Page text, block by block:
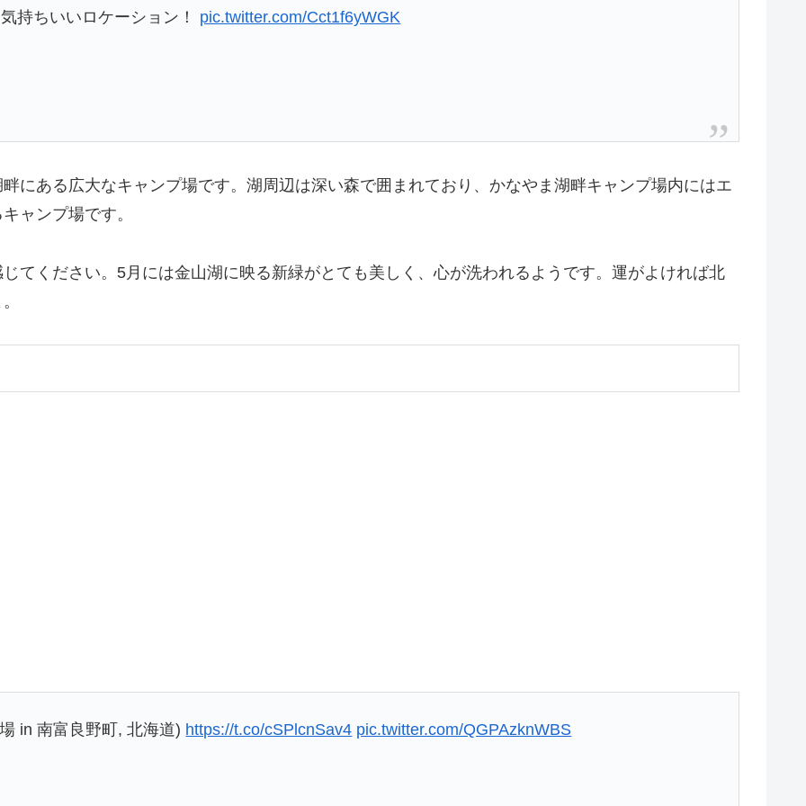
持ちいいロケーション！ pic.twitter.com/Cct1f6yWGK
にある広大なキャンプ場です。湖周辺は深い森で囲まれており、かなやま湖畔キャンプ場内にはエ
ャンプ場です。
てください。5月には金山湖に映る新緑がとても美しく、心が洗われるようです。運がよければ北
in 南富良野町, 北海道) https://t.co/cSPlcnSav4 pic.twitter.com/QGPAzknWBS